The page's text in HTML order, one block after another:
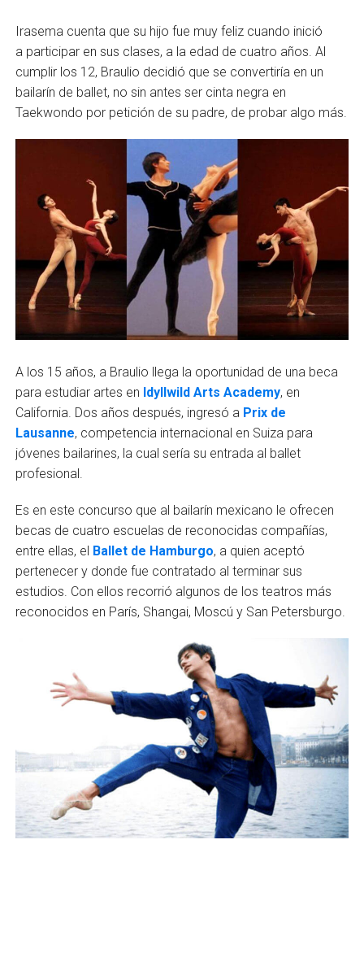
Irasema cuenta que su hijo fue muy feliz cuando inició
a participar en sus clases, a la edad de cuatro años. Al
cumplir los 12, Braulio decidió que se convertiría en un
bailarín de ballet, no sin antes ser cinta negra en
Taekwondo por petición de su padre, de probar algo más.
A los 15 años, a Braulio llega la oportunidad de una beca
para estudiar artes en Idyllwild Arts Academy, en
California. Dos años después, ingresó a Prix de
Lausanne, competencia internacional en Suiza para
jóvenes bailarines, la cual sería su entrada al ballet
profesional.
Es en este concurso que al bailarín mexicano le ofrecen
becas de cuatro escuelas de reconocidas compañías,
entre ellas, el Ballet de Hamburgo, a quien aceptó
pertenecer y donde fue contratado al terminar sus
estudios. Con ellos recorrió algunos de los teatros más
reconocidos en París, Shangai, Moscú y San Petersburgo.